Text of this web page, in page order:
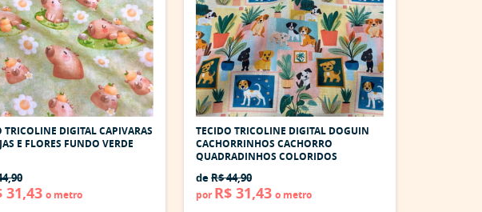
TRICOLINE DIGITAL CAPIVARAS
E FLORES FUNDO VERDE
31,43 o metro
TECIDO TRICOLINE DIGITAL DOGUIN
CACHORRINHOS CACHORRO
QUADRADINHOS COLORIDOS
deR$ 44,90
por R$ 31,43 o metro